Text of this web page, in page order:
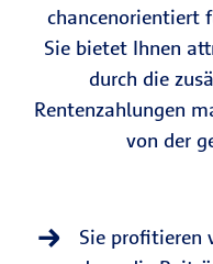
chancenorientiert
Sie bietet Ihnen
durch die
Rentenzahlungen
von der
Sie profitieren